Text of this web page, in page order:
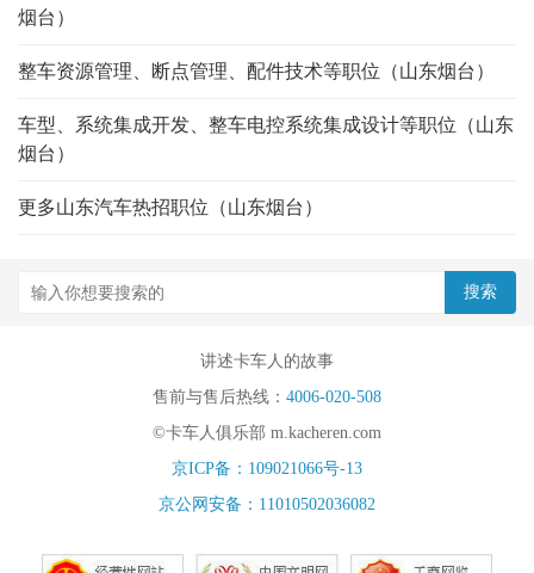
烟台）
整车资源管理、断点管理、配件技术等职位（山东烟台）
车型、系统集成开发、整车电控系统集成设计等职位（山东
烟台）
更多山东汽车热招职位（山东烟台）
讲述卡车人的故事
售前与售后热线： 4006-020-508
©卡车人俱乐部 m.kacheren.com
京ICP备：109021066号-13
京公网安备：11010502036082